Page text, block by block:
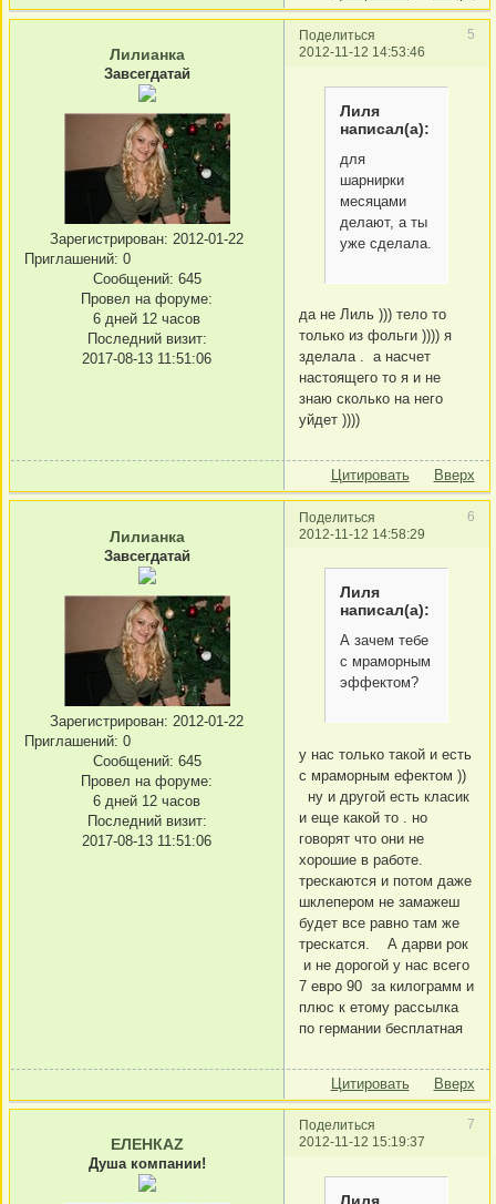
Поделиться
5
2012-11-12 14:53:46
Лилианка
Завсегдатай
Зарегистрирован: 2012-01-22
Приглашений: 0
Сообщений: 645
Провел на форуме:
6 дней 12 часов
Последний визит:
2017-08-13 11:51:06
Лиля
написал(а):
для
шарнирки
месяцами
делают, а ты
уже сделала.
да не Лиль ))) тело то
только из фольги )))) я
зделала . а насчет
настоящего то я и не
знаю сколько на него
уйдет ))))
Цитировать Вверх
Поделиться
6
2012-11-12 14:58:29
Лилианка
Завсегдатай
Зарегистрирован: 2012-01-22
Приглашений: 0
Сообщений: 645
Провел на форуме:
6 дней 12 часов
Последний визит:
2017-08-13 11:51:06
Лиля
написал(а):
А зачем тебе
с мраморным
эффектом?
у нас только такой и есть
с мраморным ефектом ))
ну и другой есть класик
и еще какой то . но
говорят что они не
хорошие в работе.
трескаются и потом даже
шклепером не замажеш
будет все равно там же
трескатся. А дарви рок
и не дорогой у нас всего
7 евро 90 за килограмм и
плюс к етому рассылка
по германии бесплатная
Цитировать Вверх
Поделиться
7
2012-11-12 15:19:37
ЕЛЕНКАZ
Душа компании!